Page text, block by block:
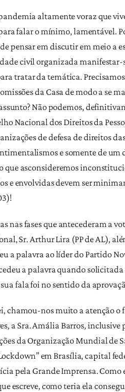
altamente voraz que
falar o mínimo, lamentável.
pensar em discutir em meio
civil organizada manifestar-
tratar da temática.
da Casa de modo a
Não podemos,
Nacional dos Direitos da
de defesa de direitos
e somente de um
que asconsideremos
e envolvidas devem ser
nas fases que antecederam a
Sr. Arthur Lira (PP de AL),
a palavra ao líder do Partido
a palavra quando
fala foi no sentido da
chamou-nos muito a atenção
a Sra. Amália Barros,
da Organização Mundial de
em Brasília, capital
pela Grande Imprensa.
escreve, como teria ela